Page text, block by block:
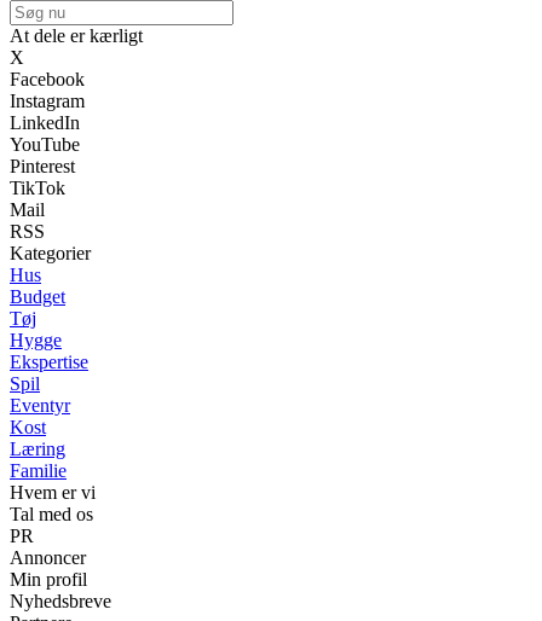
At dele er kærligt
X
Facebook
Instagram
LinkedIn
YouTube
Pinterest
TikTok
Mail
RSS
Kategorier
Hus
Budget
Tøj
Hygge
Ekspertise
Spil
Eventyr
Kost
Læring
Familie
Hvem er vi
Tal med os
PR
Annoncer
Min profil
Nyhedsbreve